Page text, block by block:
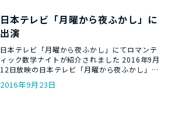
日本テレビ「月曜から夜ふかし」に
出演
日本テレビ「月曜から夜ふかし」にてロマンテ
ィック数学ナイトが紹介されました 2016年9月
12日放映の日本テレビ「月曜から夜ふかし」に
て ロマンティッ …
2016年9月23日